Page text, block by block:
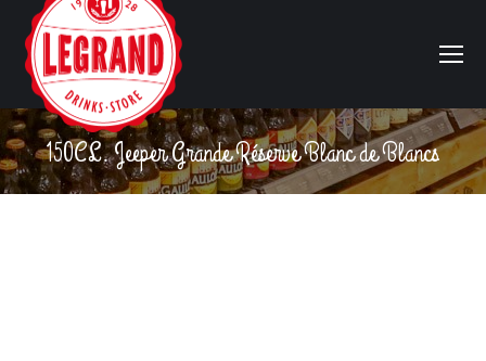
150CL. Jeeper Grande Réserve Blanc de Blancs
Vous êtes ici :